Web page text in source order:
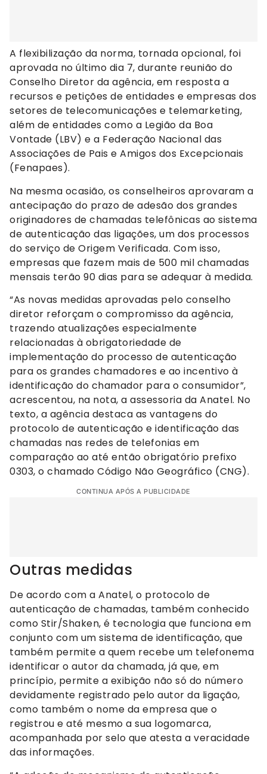
A flexibilização da norma, tornada opcional, foi
aprovada no último dia 7, durante reunião do
Conselho Diretor da agência, em resposta a
recursos e petições de entidades e empresas dos
setores de telecomunicações e telemarketing,
além de entidades como a Legião da Boa
Vontade (LBV) e a Federação Nacional das
Associações de Pais e Amigos dos Excepcionais
(Fenapaes).
Na mesma ocasião, os conselheiros aprovaram a
antecipação do prazo de adesão dos grandes
originadores de chamadas telefônicas ao sistema
de autenticação das ligações, um dos processos
do serviço de Origem Verificada. Com isso,
empresas que fazem mais de 500 mil chamadas
mensais terão 90 dias para se adequar à medida.
“As novas medidas aprovadas pelo conselho
diretor reforçam o compromisso da agência,
trazendo atualizações especialmente
relacionadas à obrigatoriedade de
implementação do processo de autenticação
para os grandes chamadores e ao incentivo à
identificação do chamador para o consumidor”,
acrescentou, na nota, a assessoria da Anatel. No
texto, a agência destaca as vantagens do
protocolo de autenticação e identificação das
chamadas nas redes de telefonias em
comparação ao até então obrigatório prefixo
0303, o chamado Código Não Geográfico (CNG).
CONTINUA APÓS A PUBLICIDADE
Outras medidas
De acordo com a Anatel, o protocolo de
autenticação de chamadas, também conhecido
como Stir/Shaken, é tecnologia que funciona em
conjunto com um sistema de identificação, que
também permite a quem recebe um telefonema
identificar o autor da chamada, já que, em
princípio, permite a exibição não só do número
devidamente registrado pelo autor da ligação,
como também o nome da empresa que o
registrou e até mesmo a sua logomarca,
acompanhada por selo que atesta a veracidade
das informações.